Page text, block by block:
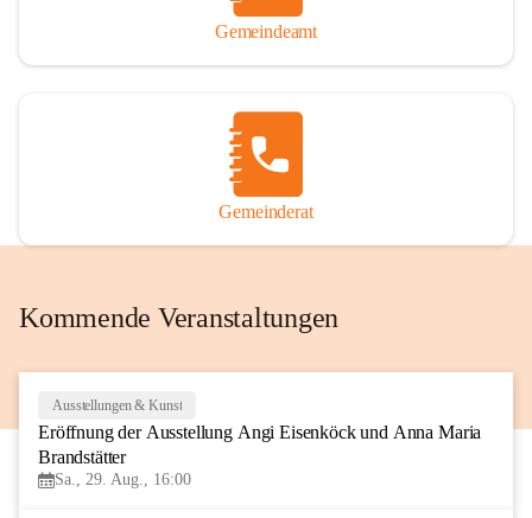
Gemeindeamt
Gemeinderat
Kommende Veranstaltungen
AUG
Ausstellungen & Kunst
Eröffnung der Ausstellung Angi Eisenköck und Anna Maria
Brandstätter
Sa., 29. Aug., 16:00